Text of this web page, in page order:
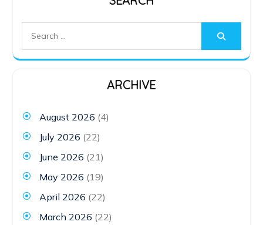
ARCHIVE
August 2026 (4)
July 2026 (22)
June 2026 (21)
May 2026 (19)
April 2026 (22)
March 2026 (22)